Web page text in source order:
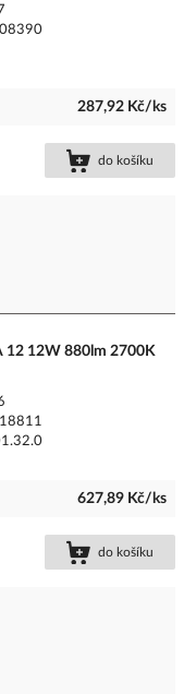
287,92 Kč/ks
do košíku
12 12W 880lm 2700K
627,89 Kč/ks
do košíku